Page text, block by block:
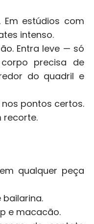
Em estúdios com
intenso.
Entra leve — só
precisa de
do quadril e
pontos certos.
recorte.
qualquer peça
e macacão.